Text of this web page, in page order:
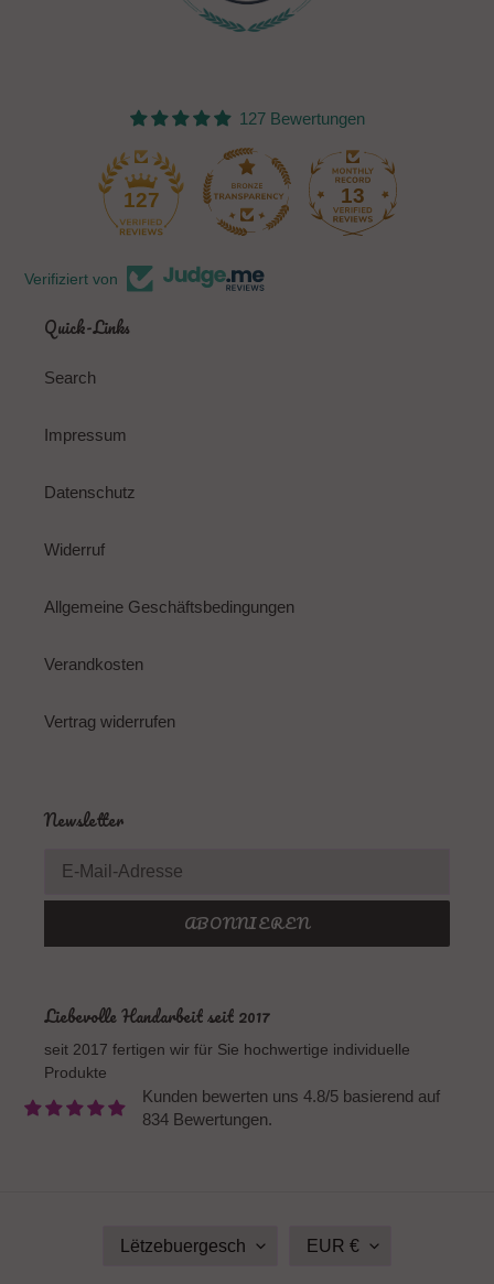
127 Bewertungen
127 13
Verifiziert von
Quick-Links
Search
Impressum
Datenschutz
Widerruf
Allgemeine Geschäftsbedingungen
Verandkosten
Vertrag widerrufen
Newsletter
ABONNIEREN
Liebevolle Handarbeit seit 2017
seit 2017 fertigen wir für Sie hochwertige individuelle
Produkte
Kunden bewerten uns 4.8/5 basierend auf
834 Bewertungen.
Lëtzebuergesch WEUR €